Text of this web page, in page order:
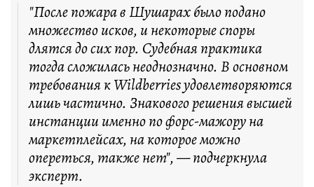
"После пожара в Шушарах было подано
множество исков, и некоторые споры
длятся до сих пор. Судебная практика
тогда сложилась неоднозначно. В основном
требования к Wildberries удовлетворяются
лишь частично. Знакового решения высшей
инстанции именно по форс-мажору на
маркетплейсах, на которое можно
опереться, также нет", — подчеркнула
эксперт.